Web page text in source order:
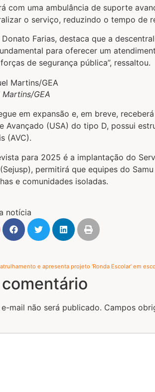
com uma ambulância de suporte
o serviço, reduzindo o tempo de
Farias, destaca que a
para oferecer um
de segurança pública”, ressaltou.
GEA
em expansão e, em breve,
Avançado (USA) do tipo D, possui
(AVC).
para 2025 é a implantação do
permitirá que equipes do
e comunidades isoladas.
notícia
e apresenta projeto ‘Ronda Escolar’ em
mail não será publicado. Campos